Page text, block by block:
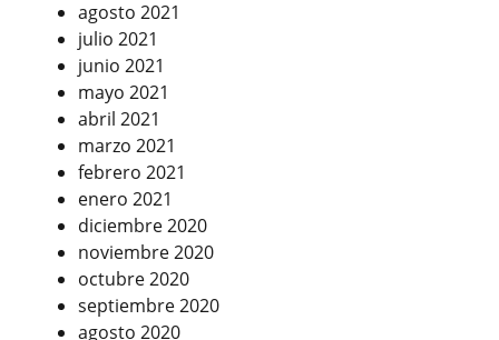
agosto 2021
julio 2021
junio 2021
mayo 2021
abril 2021
marzo 2021
febrero 2021
enero 2021
diciembre 2020
noviembre 2020
octubre 2020
septiembre 2020
agosto 2020